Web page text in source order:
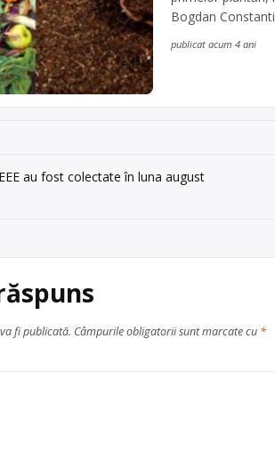
Bogdan
publicat acum 4 ani
au fost colectate în luna august
fi publicată. Câmpurile obligatorii sunt marcate cu *